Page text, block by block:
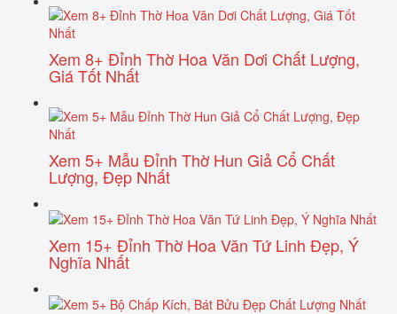
Xem 8+ Đỉnh Thờ Hoa Văn Dơi Chất Lượng,
Giá Tốt Nhất
Xem 5+ Mẫu Đỉnh Thờ Hun Giả Cổ Chất
Lượng, Đẹp Nhất
Xem 15+ Đỉnh Thờ Hoa Văn Tứ Linh Đẹp, Ý
Nghĩa Nhất